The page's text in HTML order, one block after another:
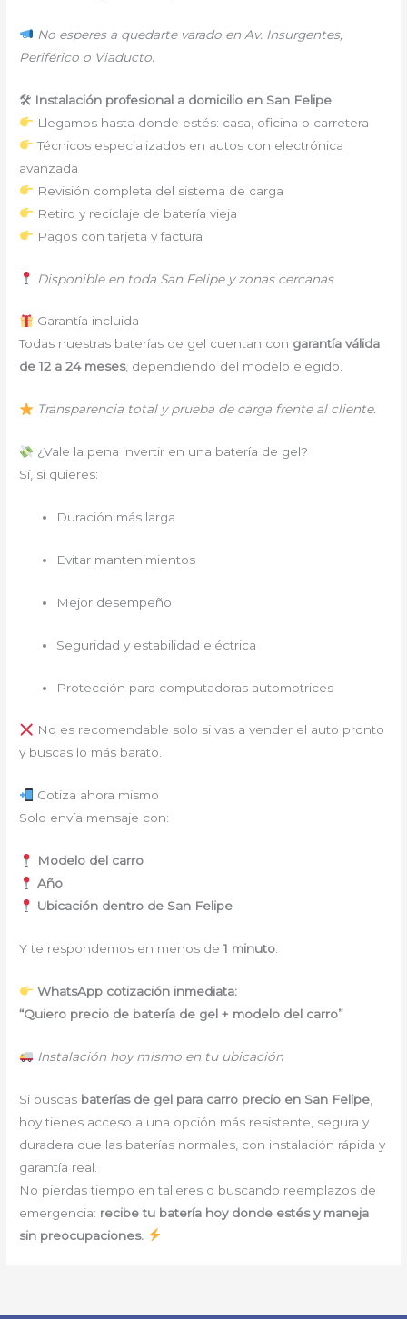
No esperes a quedarte varado en Av. Insurgentes,
Periférico o Viaducto.
🛠 Instalación profesional a domicilio en San Felipe
Llegamos hasta donde estés: casa, oficina o carretera
Técnicos especializados en autos con electrónica
avanzada
Revisión completa del sistema de carga
Retiro y reciclaje de batería vieja
Pagos con tarjeta y factura
Disponible en toda San Felipe y zonas cercanas
Garantía incluida
Todas nuestras baterías de gel cuentan con garantía válida
de 12 a 24 meses, dependiendo del modelo elegido.
Transparencia total y prueba de carga frente al cliente.
¿Vale la pena invertir en una batería de gel?
Sí, si quieres:
Duración más larga
Evitar mantenimientos
Mejor desempeño
Seguridad y estabilidad eléctrica
Protección para computadoras automotrices
No es recomendable solo si vas a vender el auto pronto
y buscas lo más barato.
Cotiza ahora mismo
Solo envía mensaje con:
Modelo del carro
Año
Ubicación dentro de San Felipe
Y te respondemos en menos de1 minuto
WhatsApp cotización inmediata:
“Quiero precio de batería de gel + modelo del carro”
Instalación hoy mismo en tu ubicación
Si buscas baterías de gel para carro precio en San Felipe
hoy tienes acceso a una opción más resistente, segura y
duradera que las baterías normales, con instalación rápida y
garantía real.
No pierdas tiempo en talleres o buscando reemplazos de
emergencia: recibe tu batería hoy donde estés y maneja
sin preocupaciones.